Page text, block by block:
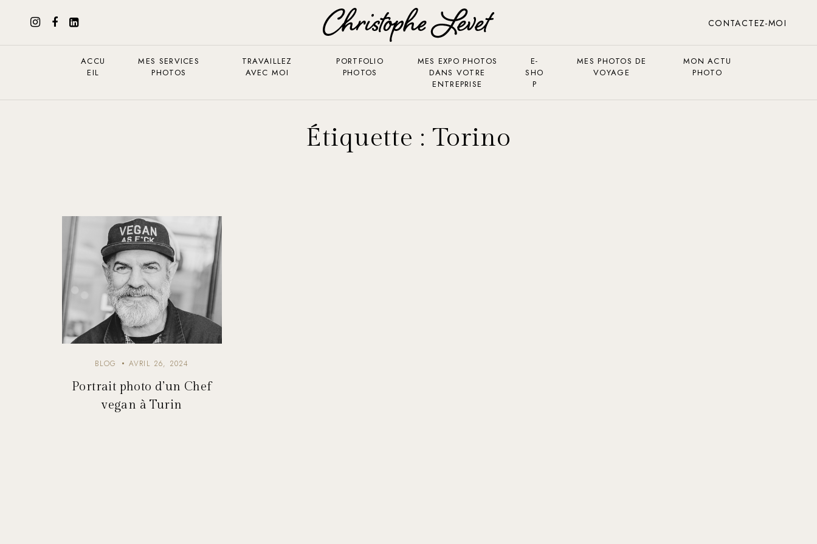
CONTACTEZ-MOI
ACCU
EIL
MES SERVICES
PHOTOS
TRAVAILLEZ
AVEC MOI
PORTFOLIO
PHOTOS
MES EXPO PHOTOS
DANS VOTRE
ENTREPRISE
E-
SHO
P
MES PHOTOS DE
VOYAGE
MON ACTU
PHOTO
Étiquette : Torino
BLOG AVRIL 26, 2024
Portrait photo d’un Chef
vegan à Turin